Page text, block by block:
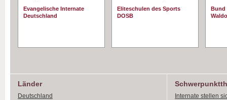
Evangelische Internate
Deutschland
Eliteschulen des Sports
DOSB
Bund
Länder
Deutschland
Internate stellen